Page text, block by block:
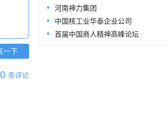
一下
0 条评论
河南神力集团
中国核工业华泰企业公司
首届中国商人精神高峰论坛